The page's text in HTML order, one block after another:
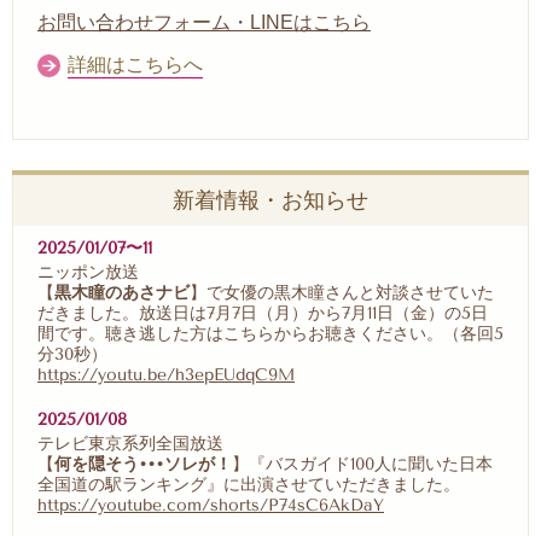
お問い合わせフォーム・LINEはこちら
詳細はこちらへ
新着情報・お知らせ
2025/01/07〜11
ニッポン放送
【黒木瞳のあさナビ】で女優の黒木瞳さんと対談させていた
だきました。放送日は7月7日（月）から7月11日（金）の5日
間です。聴き逃した方はこちらからお聴きください。（各回5
分30秒）
https://youtu.be/h3epEUdqC9M
2025/01/08
テレビ東京系列全国放送
【何を隠そう•••ソレが！ 】『バスガイド100人に聞いた日本
全国道の駅ランキング』に出演させていただきました。
https://youtube.com/shorts/P74sC6AkDaY